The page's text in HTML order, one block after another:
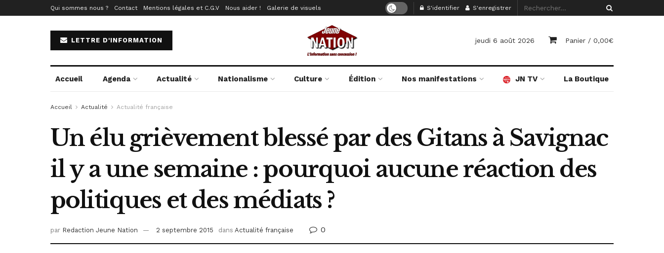
Qui sommes nous ? Contact Mentions légales et C.G.V Nous aider ! Galerie de visuels S'identifier S'enregistrer
LETTRE D'INFORMATION jeudi 6 août 2026 Panier / 0,00€
Accueil Agenda Actualité Nationalisme Culture Édition Nos manifestations JN TV La Boutique
Accueil Actualité Actualité française
Un élu grièvement blessé par des Gitans à Savignac
il y a une semaine : pourquoi aucune réaction des
politiques et des médiats ?
par Redaction Jeune Nation 2 septembre 2015 dans Actualité française 0